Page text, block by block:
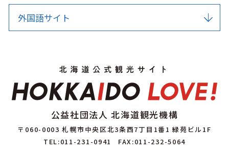
外国語サイト
公益社団法人 北海道観光機構
〒060-0003 札幌市中央区北3条西7丁目1番1 緑苑ビル1F
TEL:011-231-0941
FAX:011-232-5064